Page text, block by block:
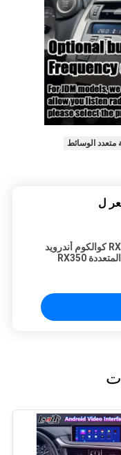
متعدد الوسائط
ل
ليكسوس RX 8+128GB كوالكوم أندرويد
مربع واجهة الوسائط المتعددة RX350